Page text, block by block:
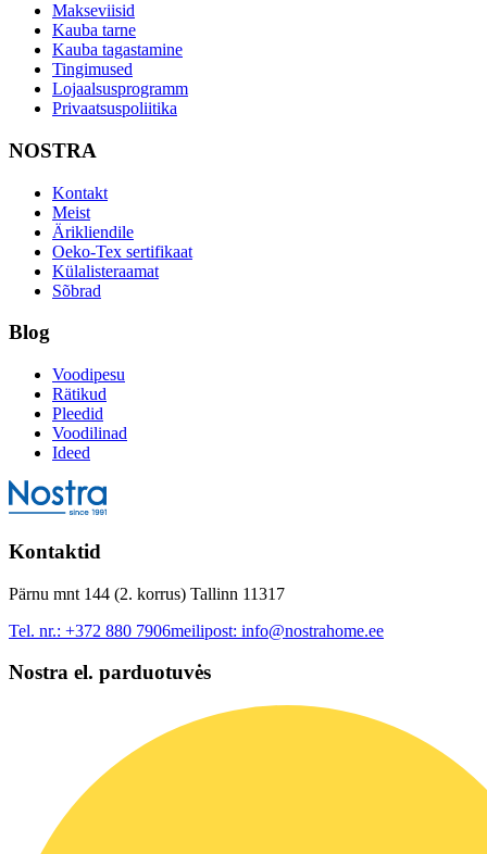
Makseviisid
Kauba tarne
Kauba tagastamine
Tingimused
Lojaalsusprogramm
Privaatsuspoliitika
NOSTRA
Kontakt
Meist
Ärikliendile
Oeko-Tex sertifikaat
Külalisteraamat
Sõbrad
Blog
Voodipesu
Rätikud
Pleedid
Voodilinad
Ideed
Kontaktid
Pärnu mnt 144 (2. korrus) Tallinn 11317
Tel. nr.: +372 880 7906meilipost: info@nostrahome.ee
Nostra el. parduotuvės